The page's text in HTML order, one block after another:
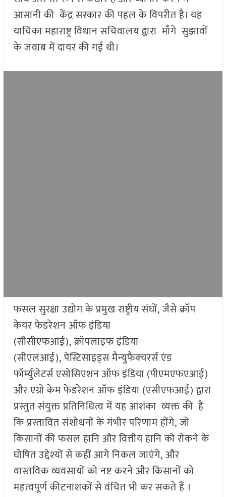
आसानी की केंद्र सरकार की पहल के विपरीत है। यह
याचिका महाराष्ट्र विधान सचिवालय द्वारा माँगे सुझावों
के जवाब में दायर की गई थी।
फसल सुरक्षा उद्योग के प्रमुख राष्ट्रीय संघों, जैसे क्रॉप
केयर फेडरेशन ऑफ इंडिया
(सीसीएफआई), क्रॉपलाइफ इंडिया
(सीएलआई), पेस्टिसाइड्स मैन्युफैक्चरर्स एंड
फॉर्म्युलेटर्स एसोसिएशन ऑफ इंडिया (पीएमएफएआई)
और एग्रो केम फेडरेशन ऑफ इंडिया (एसीएफआई) द्वारा
प्रस्तुत संयुक्त प्रतिनिधित्व में यह आशंका व्यक्त की है
कि प्रस्तावित संशोधनों के गंभीर परिणाम होंगे, जो
किसानों की फसल हानि और वित्तीय हानि को रोकने के
घोषित उद्देश्यों से कहीं आगे निकल जाएंगे, और
वास्तविक व्यवसायों को नष्ट करने और किसानों को
महत्वपूर्ण कीटनाशकों से वंचित भी कर सकते हैं ।